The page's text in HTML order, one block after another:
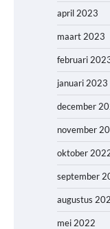
april 2023
maart 2023
februari
januari 2023
december
november
oktober
september
augustus
mei 2022